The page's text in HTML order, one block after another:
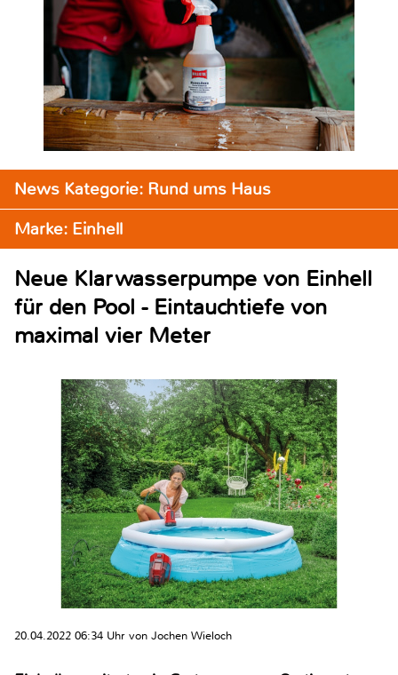
News Kategorie: Rund ums Haus
Marke: Einhell
Neue Klarwasserpumpe von Einhell
für den Pool - Eintauchtiefe von
maximal vier Meter
20.04.2022 06:34 Uhr von Jochen Wieloch